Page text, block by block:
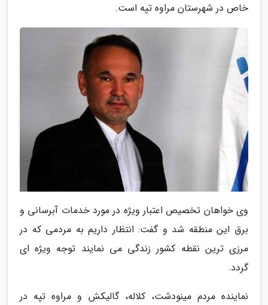
خاص در شهرستان مراوه تپه است.
وی خواهان تخصیص اعتبار ویژه در مورد خدمات آبرسانی و
برق این منطقه شد و گفت: انتظار داریم به مردمی که در
مرزی ترین نقطه کشور زندگی می نمایند توجه ویژه ای
گردد.
نماینده مردم مینودشت، کلاله، گالیکش و مراوه تپه در